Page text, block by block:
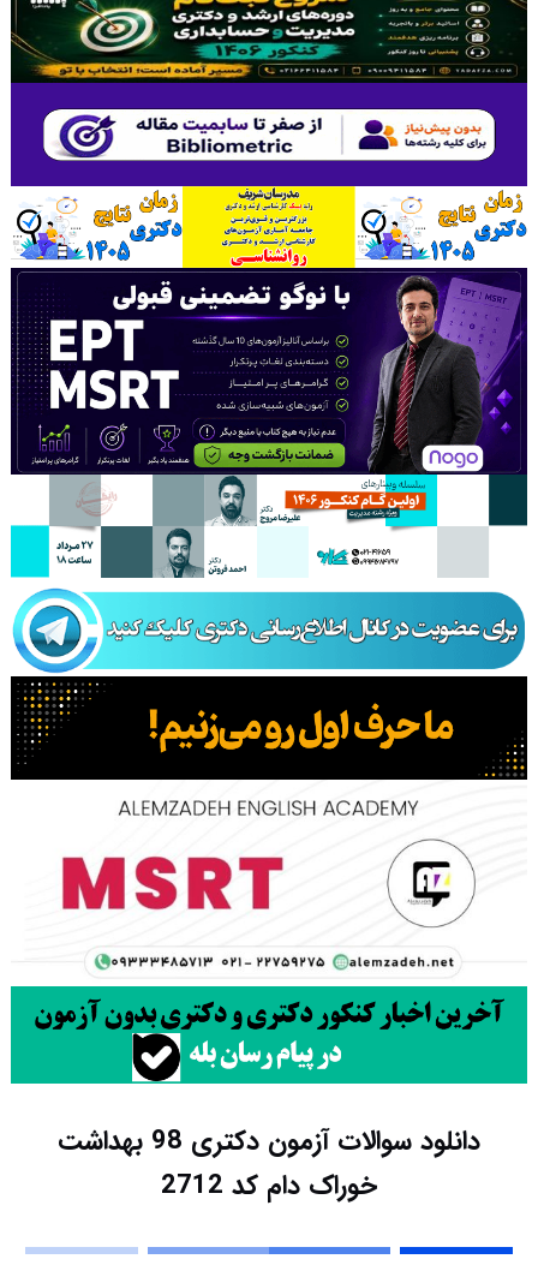
دانلود سوالات آزمون دکتری 98 بهداشت
خوراک دام کد 2712